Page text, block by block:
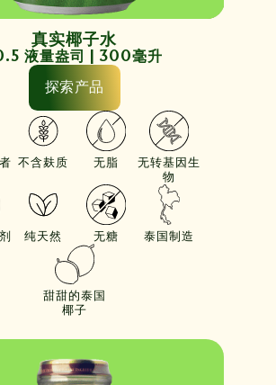
真实椰子水
液量盎司 | 300毫升
探索产品
不含麸质 无脂 无转基因生
物
纯天然 无糖 泰国制造
甜甜的泰国
椰子